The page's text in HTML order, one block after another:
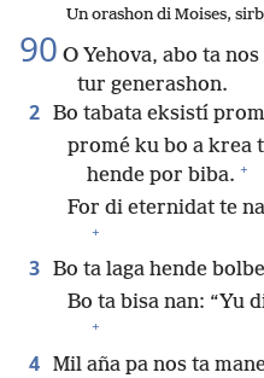
Un orashon di Moises,
90 O Yehova, abo ta
tur generashon.
2 Bo tabata eksistí
promé ku bo a krea
hende por biba. +
For di eternidat te
+
3 Bo ta laga hende
Bo ta bisa nan: “Yu
+
4 Mil aña pa nos ta